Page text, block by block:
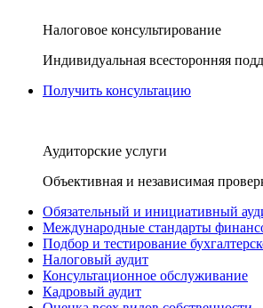
Налоговое консультирование
Индивидуальная всесторонняя
Получить консультацию
Аудиторские услуги
Объективная и независимая
Обязательный и инициативный
Международные стандарты
Подбор и тестирование
Налоговый аудит
Консультационное обслуживание
Кадровый аудит